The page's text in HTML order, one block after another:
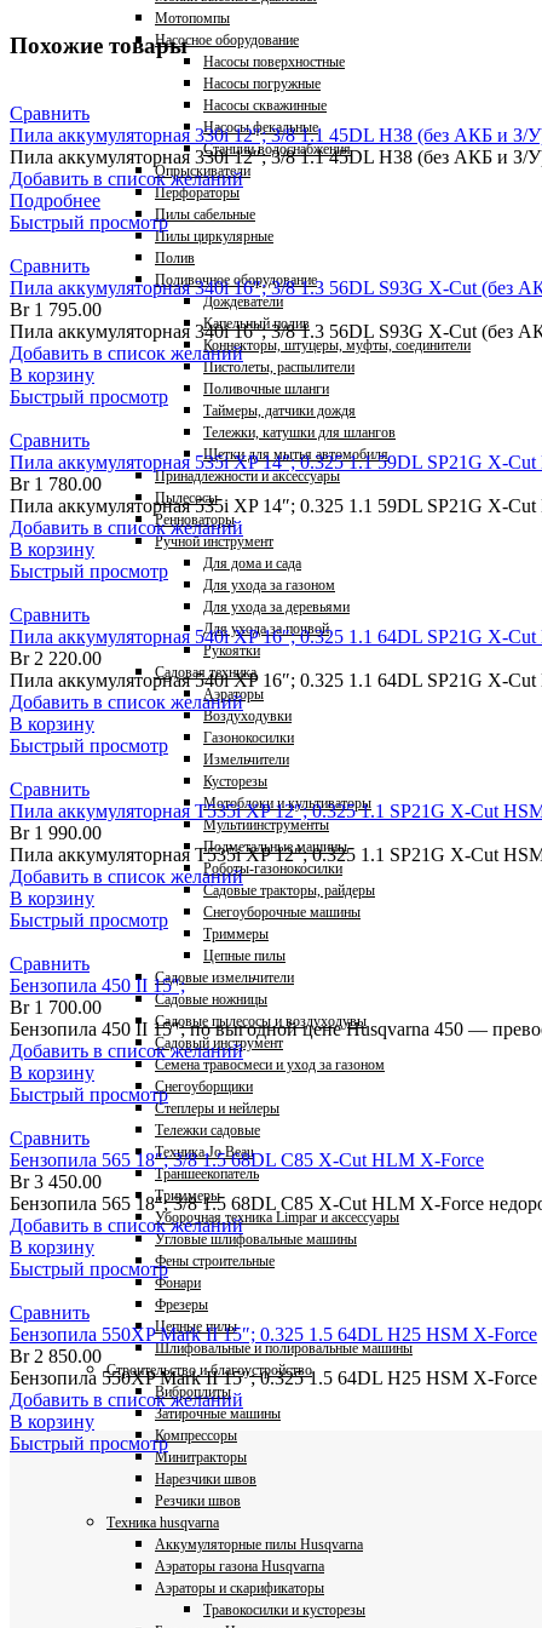
Мотопомпы
Насосное оборудование
Насосы поверхностные
Насосы погружные
Насосы скважинные
Насосы фекальные
Станции водоснабжения
Опрыскиватели
Перфораторы
Пилы сабельные
Пилы циркулярные
Полив
Поливочное оборудование
Дождеватели
Капельный полив
Коннекторы, штуцеры, муфты, соединители
Пистолеты, распылители
Поливочные шланги
Таймеры, датчики дождя
Тележки, катушки для шлангов
Щетки для мытья автомобиля
Принадлежности и аксессуары
Пылесосы
Ренноваторы
Ручной инструмент
Для дома и сада
Для ухода за газоном
Для ухода за деревьями
Для ухода за почвой
Рукоятки
Садовая техника
Аэраторы
Воздуходувки
Газонокосилки
Измельчители
Кусторезы
Мотоблоки и культиваторы
Мультиинструменты
Подметальные машины
Роботы-газонокосилки
Садовые тракторы, райдеры
Снегоуборочные машины
Триммеры
Цепные пилы
Садовые измельчители
Садовые ножницы
Садовые пылесосы и воздуходувы
Садовый инструмент
Семена травосмеси и уход за газоном
Снегоуборщики
Степлеры и нейлеры
Тележки садовые
Техника Jo Beau
Траншеекопатель
Триммеры
Уборочная техника Limpar и аксессуары
Угловые шлифовальные машины
Фены строительные
Фонари
Фрезеры
Цепные пилы
Шлифовальные и полировальные машины
Строительство и благоустройство
Виброплиты
Затирочные машины
Компрессоры
Минитракторы
Нарезчики швов
Резчики швов
Техника husqvarna
Аккумуляторные пилы Husqvarna
Аэраторы газона Husqvarna
Аэраторы и скарификаторы
Травокосилки и кусторезы
Похожие товары
Сравнить
Пила аккумуляторная 330i 12″; 3/8 1.1 45DL H38 (без АКБ и З/
Пила аккумуляторная 330i 12″; 3/8 1.1 45DL H38 (без АКБ и З/
Добавить в список желаний
Подробнее
Быстрый просмотр
Сравнить
Пила аккумуляторная 340i 16″; 3/8 1.3 56DL S93G X-Cut (без
Br1 795.00
Пила аккумуляторная 340i 16″; 3/8 1.3 56DL S93G X-Cut (без
Добавить в список желаний
В корзину
Быстрый просмотр
Сравнить
Пила аккумуляторная 535i XP 14″; 0.325 1.1 59DL SP21G X-
Br1 780.00
Пила аккумуляторная 535i XP 14″; 0.325 1.1 59DL SP21G X-
Добавить в список желаний
В корзину
Быстрый просмотр
Сравнить
Пила аккумуляторная 540i XP 16″; 0.325 1.1 64DL SP21G X-
Br2 220.00
Пила аккумуляторная 540i XP 16″; 0.325 1.1 64DL SP21G X-
Добавить в список желаний
В корзину
Быстрый просмотр
Сравнить
Пила аккумуляторная T535i XP 12″; 0.325 1.1 SP21G X-Cut
Br1 990.00
Пила аккумуляторная T535i XP 12″; 0.325 1.1 SP21G X-Cut
Добавить в список желаний
В корзину
Быстрый просмотр
Сравнить
Бензопила 450 II 15″;
Br1 700.00
Бензопила 450 II 15″; по выгодной цене Husqvarna 450 —
Добавить в список желаний
В корзину
Быстрый просмотр
Сравнить
Бензопила 565 18″; 3/8 1.5 68DL C85 X-Cut HLM X-Force
Br3 450.00
Бензопила 565 18″; 3/8 1.5 68DL C85 X-Cut HLM X-Force
Добавить в список желаний
В корзину
Быстрый просмотр
Сравнить
Бензопила 550XP Mark II 15″; 0.325 1.5 64DL H25 HSM X-Force
Br2 850.00
Бензопила 550XP Mark II 15″; 0.325 1.5 64DL H25 HSM X-
Добавить в список желаний
В корзину
Быстрый просмотр